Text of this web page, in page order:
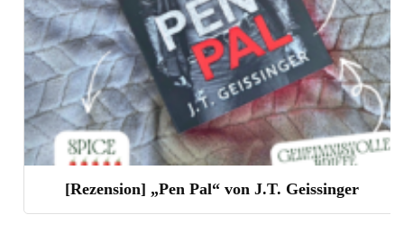
[Rezension] „Pen Pal“ von J.T. Geissinger